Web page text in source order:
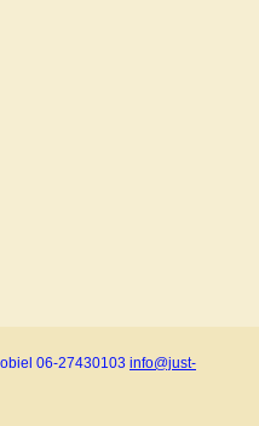
06-27430103 info@just-